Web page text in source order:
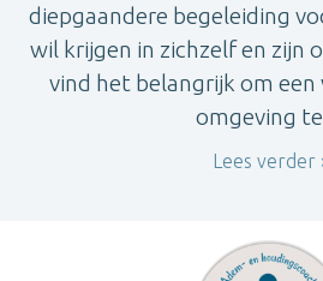
diepgaandere begeleiding
wil krijgen in zichzelf en zijn
vind het belangrijk om een
omgeving te
Lees verder